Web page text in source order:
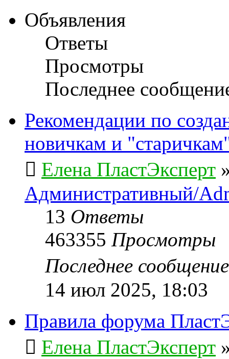
Объявления
Ответы
Просмотры
Последнее
Рекомендации по
новичкам и
Елена ПластЭксперт
Административный/
13 Ответы
463355 Просмотры
Последнее
14 июл 2025, 18:03
Правила форума
Елена ПластЭксперт